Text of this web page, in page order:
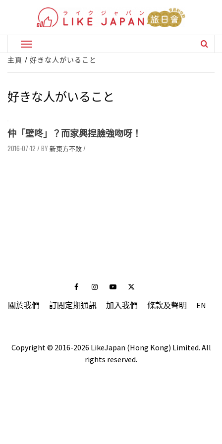
Primary
Menu
主頁 好きな人がいること
好きな人がいること
仲「壁咚」？而家興揑臉強吻呀！
2016-07-12 / 新東方不敗/
FacebookInstagramYoutubeTwitter
關於我們 訂閱定期通訊 加入我們 條款及聲明 EN
Copyright © 2016-2026 LikeJapan (Hong Kong) Limited. All
rights reserved.